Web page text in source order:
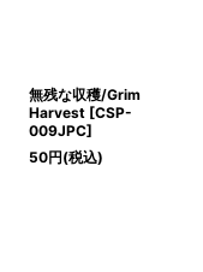
無残な収穫/Grim
Harvest [CSP-
009JPC]
50円(税込)